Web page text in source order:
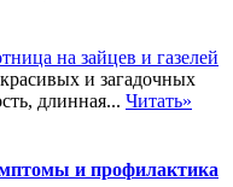
и загадочных
длинная... Читать»
и профилактика